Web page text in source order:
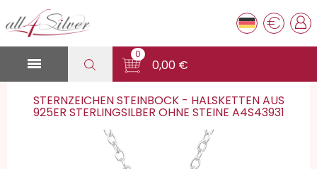
€

0
0,00 €
STERNZEICHEN STEINBOCK - HALSKETTEN AUS
925ER STERLINGSILBER OHNE STEINE A4S43931